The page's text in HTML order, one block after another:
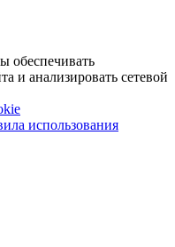
обеспечивать
и анализировать сетевой
использования